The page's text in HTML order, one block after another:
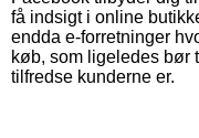
få indsigt i online
endda e-forretninger
køb, som ligeledes bør
tilfredse kunderne er.